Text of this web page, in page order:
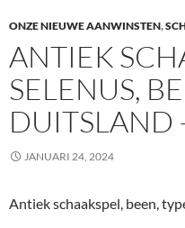
ONZE NIEUWE AANWINSTEN,
ANTIEK
SELENUS,
DUITSLAND
JANUARI 24, 2024
Antiek schaakspel, been,